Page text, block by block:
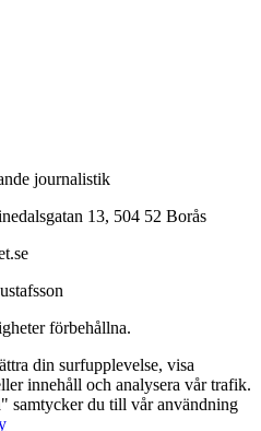
journalistik
13, 504 52 Borås
förbehållna.
din surfupplevelse, visa
innehåll och analysera vår trafik.
samtycker du till vår användning